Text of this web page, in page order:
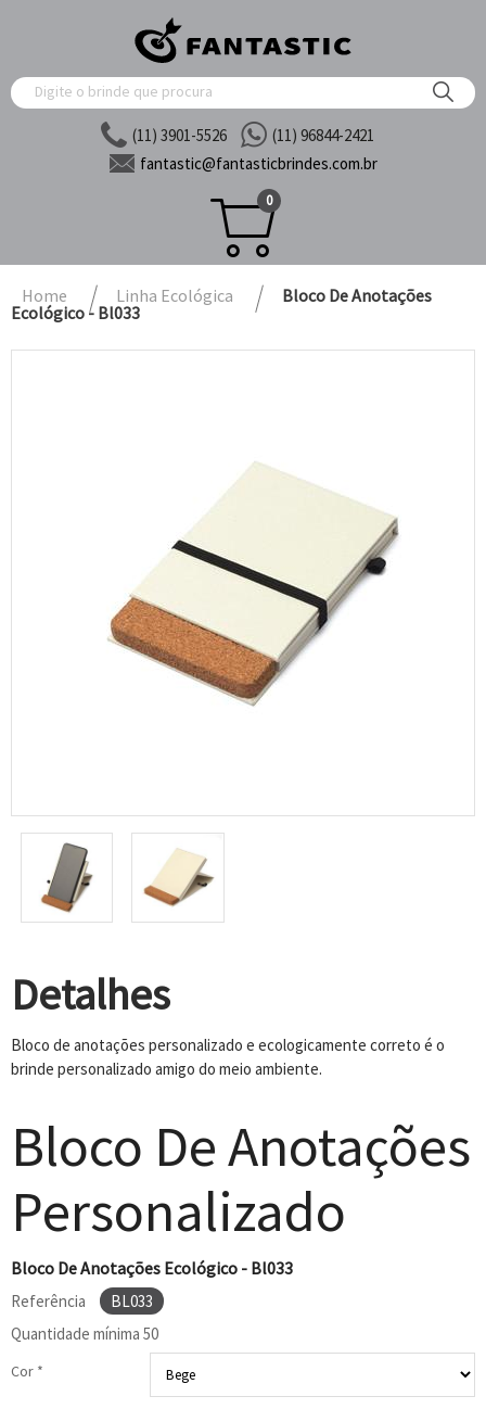
(11) 3901-5526
(11) 96844-2421
fantastic@fantasticbrindes.com.br
0
Home Linha Ecológica
Bloco De Anotações
Ecológico - Bl033
Detalhes
Bloco de anotações personalizado e ecologicamente correto é o
brinde personalizado amigo do meio ambiente.
Bloco De Anotações
Personalizado
Bloco De Anotações Ecológico - Bl033
Referência
BL033
Quantidade mínima 50
Cor *